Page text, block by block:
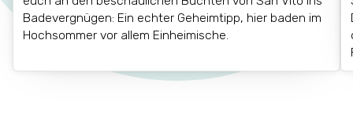
Badevergnügen: Ein echter Geheimtipp, hier baden im
Hochsommer vor allem Einheimische.